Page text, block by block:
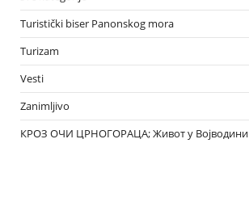
Turistički biser Panonskog mora
Turizam
Vesti
Zanimljivo
КРОЗ ОЧИ ЦРНОГОРАЦА; Живот у Војводини